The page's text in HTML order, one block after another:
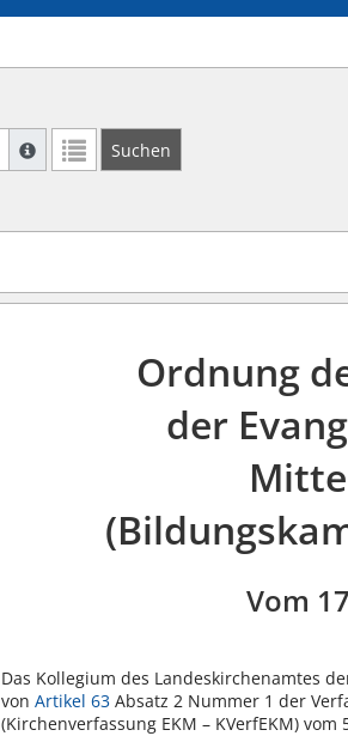
Suche mit Platzhalter "*", Bsp. Pfarrer*,
Suchen
Ordnung
der
Vom
Das Kollegium des Landeskirchenamtes
vonArtikel 63 Absatz 2 Nummer 1 der
(Kirchenverfassung EKM – KVerfEKM) vom